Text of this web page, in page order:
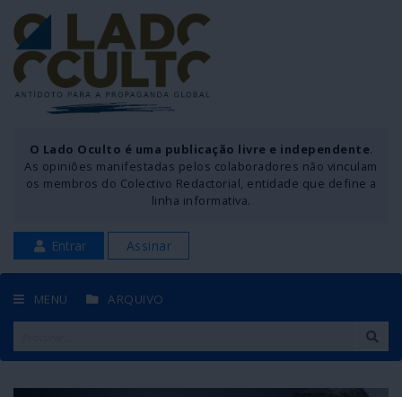
O Lado Oculto é uma publicação livre e independente.
As opiniões manifestadas pelos colaboradores não vinculam
os membros do Colectivo Redactorial, entidade que define a
linha informativa.
Entrar Assinar
MENU ARQUIVO